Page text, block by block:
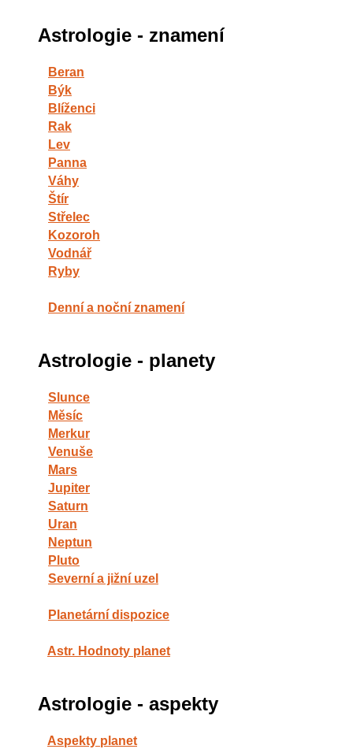
Astrologie - znamení
Beran
Býk
Blíženci
Rak
Lev
Panna
Váhy
Štír
Střelec
Kozoroh
Vodnář
Ryby
Denní a noční znamení
Astrologie - planety
Slunce
Měsíc
Merkur
Venuše
Mars
Jupiter
Saturn
Uran
Neptun
Pluto
Severní a jižní uzel
Planetární dispozice
Astr. Hodnoty planet
Astrologie - aspekty
Aspekty planet